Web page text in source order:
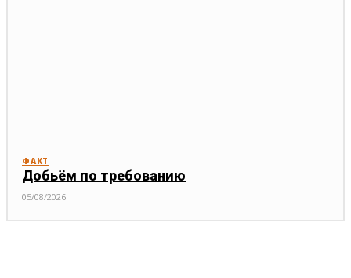
ФАКТ
Добьём по требованию
05/08/2026